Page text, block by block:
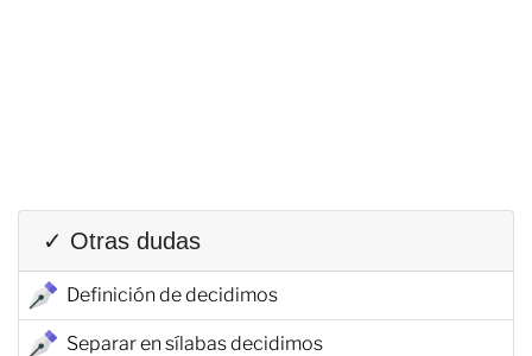
✓ Otras dudas
Definición de decidimos
Separar en sílabas decidimos